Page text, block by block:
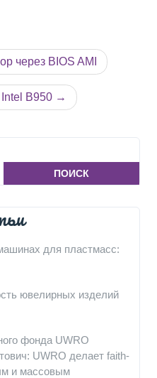
через BIOS AMI
Intel B950
ПОИСК
для пластмасс:
ювелирных изделий
фонда UWRO
UWRO делает faith-
и массовым